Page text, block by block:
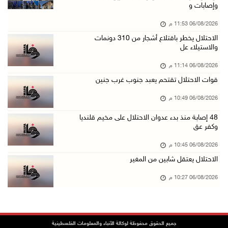
الاحتلال يوسع حملات الدهم والاعتقال في قلنديا ...
06/آب/2026 08:06 م
الرئيس المصري وملك البحرين يشددان على ضرورة ت ...
رابطة العالم الإسلامي تدين تواصل انتهاكات الا ...
اليونيسف: استشهاد 300 طفل منذ وقف إطلاق النار ...
إصابتان بالرصاص والاعتداء خلال اقتحام الاحتلا ...
وإصابات و
06/08/2026 11:53 م
الاحتلال يخطر باقتلاع أشجار من 310 دونمات
والاستيلاء عل
06/08/2026 11:14 م
قوات الاحتلال تقتحم يعبد جنوب غرب جنين
06/08/2026 10:49 م
48 إصابة منذ بدء عدوان الاحتلال على مخيم قلنديا
وكفر عق
06/08/2026 10:45 م
الاحتلال يعتقل شابين من المغير
06/08/2026 10:27 م
جميع الحقوق محفوظة لوكالة الأنباء والمعلومات الفلسطينية